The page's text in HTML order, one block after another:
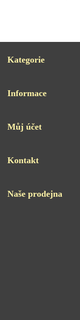
Kategorie
Informace
Můj účet
Kontakt
Naše prodejna